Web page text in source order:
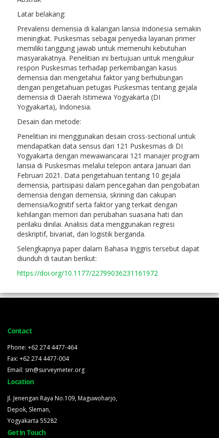
Latar belakang:
Prevalensi demensia di kalangan lansia Indonesia semakin
meningkat. Puskesmas sebagai penyedia layanan primer
memiliki tanggung jawab untuk memenuhi kebutuhan
masyarakatnya. Penelitian ini bertujuan untuk mengukur
respon Puskesmas terhadap perkembangan kasus
demensia dan mengetahui faktor yang berhubungan
dengan pengetahuan petugas Puskesmas tentang gejala
demensia di Daerah Istimewa Yogyakarta (DI
Yogyakarta), Indonesia.
Desain dan metode:
Penelitian ini menggunakan desain cross-sectional untuk
mendapatkan data sensus dari 121 Puskesmas di DI
Yogyakarta dengan mewawancarai 121 manajer program
lansia di Puskesmas melalui telepon antara Januari dan
Februari 2021. Data pengetahuan tentang 10 gejala
demensia, partisipasi dalam pencegahan dan pengobatan
demensia dengan demensia, skrining dan cakupan
demensia/kognitif serta faktor yang terkait dengan
kehilangan memori dan perubahan suasana hati dan
perilaku dinilai. Analisis data menggunakan regresi
deskriptif, bivariat, dan logistik berganda.
Selengkapnya paper dalam Bahasa Inggris tersebut dapat
diunduh di tautan berikut:
https://doi.org/10.1177/22799036231161972
Contact
Phone: +62 274 4477-464
Fax: +62 274 4477-004
Email: sm@surveymeter.org
Location
Jl. Jenengan Raya No.109, Maguwoharjo,
Depok, Sleman,
Yogyakarta 55282
Get In Touch